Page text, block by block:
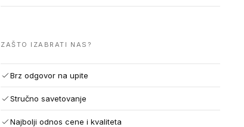
ZAŠTO IZABRATI NAS?
Brz odgovor na upite
Stručno savetovanje
Najbolji odnos cene i kvaliteta